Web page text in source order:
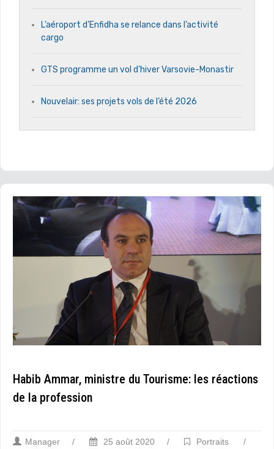
L’aéroport d’Enfidha se relance dans l’activité
cargo
GTS programme un vol d’hiver Varsovie-Monastir
Nouvelair: ses projets vols de l’été 2026
Habib Ammar, ministre du Tourisme: les réactions
de la profession
Manager / 25 août 2020 / Portraits
/